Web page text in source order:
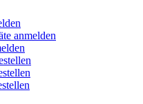
anmelden